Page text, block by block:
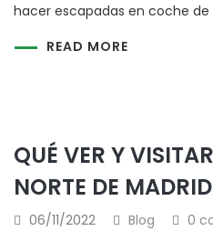
hacer escapadas en coche de
READ MORE
QUÉ VER Y
NORTE DE MADRID
06/11/2022 Blog
0